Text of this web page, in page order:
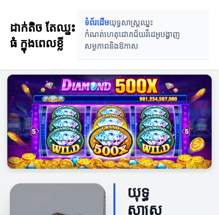
ដាក់តិច តែឈ្នះ
ធំ ក្នុងពេលខ្លី
ទំព័រដើមយុទ្ធសាស្រ្តឈ្នះ
កំណត់ហេតុជោគជ័យវីដេអូបង្ហាញ
សម្ថភាពនិងឱកាស
យុទ្ធ
សាស្រ្ត